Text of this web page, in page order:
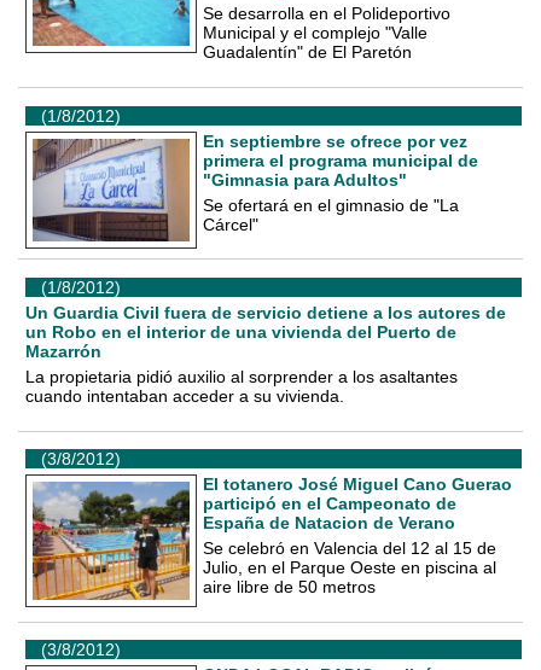
Se desarrolla en el Polideportivo
Municipal y el complejo "Valle
Guadalentín" de El Paretón
(1/8/2012)
En septiembre se ofrece por vez
primera el programa municipal de
"Gimnasia para Adultos"
Se ofertará en el gimnasio de "La
Cárcel"
(1/8/2012)
Un Guardia Civil fuera de servicio detiene a los autores de
un Robo en el interior de una vivienda del Puerto de
Mazarrón
La propietaria pidió auxilio al sorprender a los asaltantes
cuando intentaban acceder a su vivienda.
(3/8/2012)
El totanero José Miguel Cano Guerao
participó en el Campeonato de
España de Natacion de Verano
Se celebró en Valencia del 12 al 15 de
Julio, en el Parque Oeste en piscina al
aire libre de 50 metros
(3/8/2012)